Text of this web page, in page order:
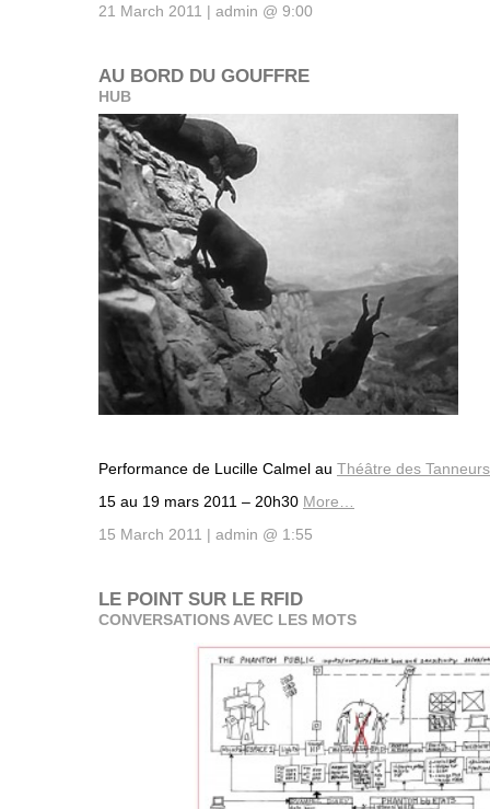
21 March 2011 | admin @ 9:00
AU BORD DU GOUFFRE
HUB
Performance de Lucille Calmel au Théâtre des Tanneurs
15 au 19 mars 2011 – 20h30 More…
15 March 2011 | admin @ 1:55
LE POINT SUR LE RFID
CONVERSATIONS AVEC LES MOTS